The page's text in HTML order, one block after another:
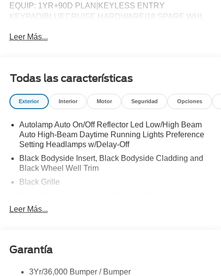
EQUIP: 1YR+90D PLAN|KEYLESS ENTRY
KEYPAD|BLUECRUISE HARDWARE|18 SPARE WHL
LICENSE PLATE BRACKET|50 STATE
Leer Más...
Todas las características
Exterior Interior Motor Seguridad Opciones
Autolamp Auto On/Off Reflector Led Low/High Beam
Auto High-Beam Daytime Running Lights Preference
Setting Headlamps w/Delay-Off
Black Bodyside Insert, Black Bodyside Cladding and
Black Wheel Well Trim
Black Grille
Black Side Windows Trim, Black Front Windshield Trim
Body-Colored Front Bumper w/Black Bumper Insert
Body-Colored Rear Bumper w/Black Rub Strip/Fascia
Leer Más...
Garantía
3Yr/36,000 Bumper / Bumper